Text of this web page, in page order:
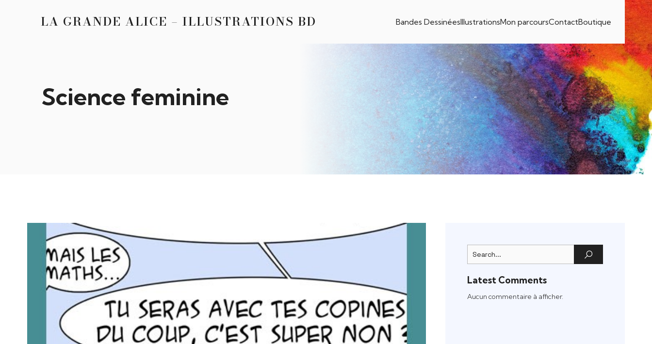
LA GRANDE ALICE – ILLUSTRATIONS BD Bandes DessinéesIllustrationsMon parcoursContactBoutique
Science feminine
Latest Comments
Aucun commentaire à afficher.